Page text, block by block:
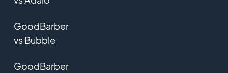
GoodBarber
vs Bubble
GoodBarber